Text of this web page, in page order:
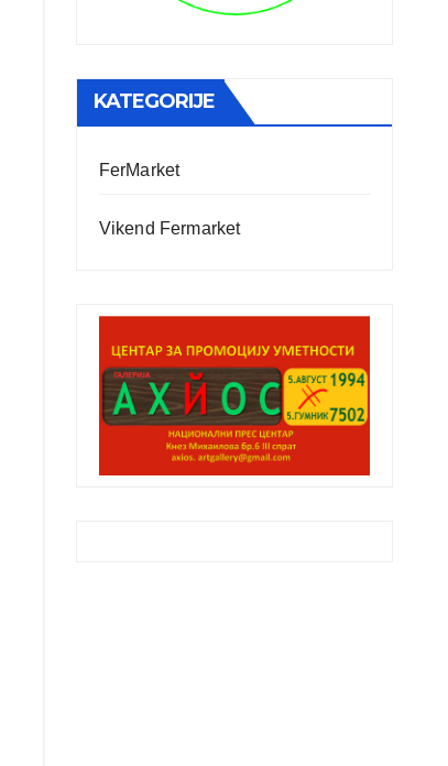
KATEGORIJE
FerMarket
Vikend Fermarket